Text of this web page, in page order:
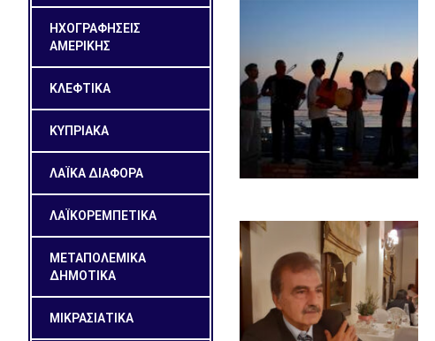
ΗΧΟΓΡΑΦΗΣΕΙΣ
ΑΜΕΡΙΚΗΣ
ΚΛΕΦΤΙΚΑ
ΚΥΠΡΙΑΚΑ
ΛΑΪΚΑ ΔΙΑΦΟΡΑ
ΛΑΪΚΟΡΕΜΠΕΤΙΚΑ
ΜΕΤΑΠΟΛΕΜΙΚΑ
ΔΗΜΟΤΙΚΑ
ΜΙΚΡΑΣΙΑΤΙΚΑ